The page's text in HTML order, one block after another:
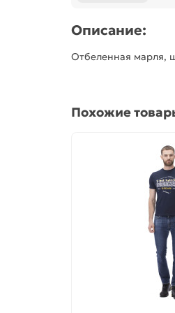
Описание:
Отбеленная марля,
Похожие